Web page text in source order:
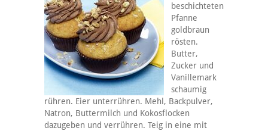
beschichteten
Pfanne
goldbraun
rösten.
Butter,
Zucker und
Vanillemark
schaumig
rühren. Eier unterrühren. Mehl, Backpulver,
Natron, Buttermilch und Kokosflocken
dazugeben und verrühren. Teig in eine mit